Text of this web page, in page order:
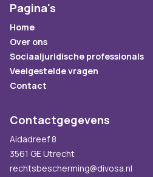
Pagina's
Home
Over ons
Sociaaljuridische professionals
Veelgestelde vragen
Contact
Contactgegevens
Aidadreef 8
3561 GE Utrecht
rechtsbescherming@divosa.nl